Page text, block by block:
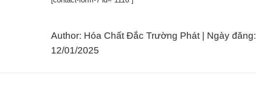
Author: Hóa Chất Đắc Trường Phát | Ngày đăng:
12/01/2025